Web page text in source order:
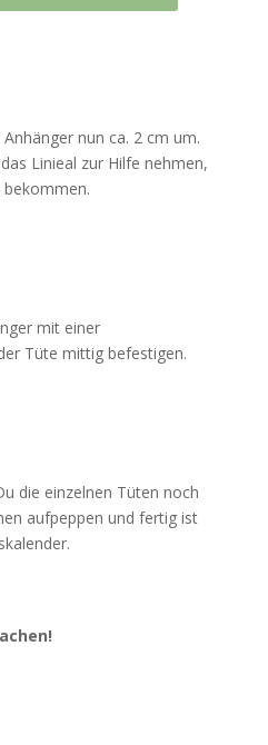
nun ca. 2 cm um.
Linieal zur Hilfe nehmen,
mit einer
Tüte mittig befestigen.
die einzelnen Tüten noch
aufpeppen und fertig ist